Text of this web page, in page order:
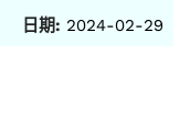
日期: 2024-02-29